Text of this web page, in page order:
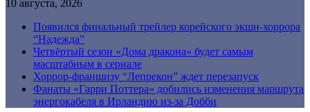
10 августа, 2026
Появился финальный трейлер корейского экшн-хоррора
“Надежда”
Четвёртый сезон «Дома дракона» будет самым
масштабным в сериале
Хоррор-франшизу “Лепрекон” ждет перезапуск
Фанаты «Гарри Поттера» добились изменения маршрута
энергокабеля в Ирландию из-за Добби